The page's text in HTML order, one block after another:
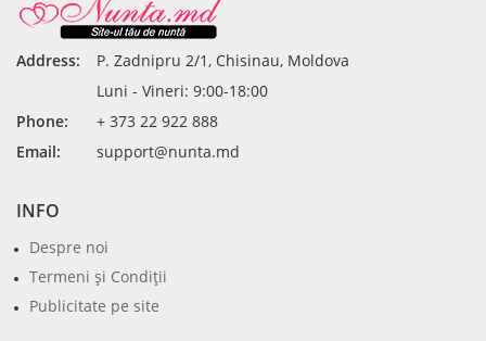
Address:
P. Zadnipru 2/1, Chisinau, Moldova
Luni - Vineri: 9:00-18:00
Phone:
+ 373 22 922 888
Email:
support@nunta.md
INFO
Despre noi
Termeni şi Condiţii
Publicitate pe site